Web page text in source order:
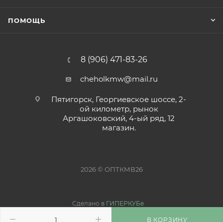
В КОРЗИНУ
ПОМОЩЬ
8 (906) 471-83-26
cheholkmw@mail.ru
Пятигорск, Георгиевское шоссе, 2-
ой километр, рынок
Аргашоковский, 4-ый ряд, 12
магазин.
2026 © ОПТКМВ26
Сделано в ГИПЕРКУБе